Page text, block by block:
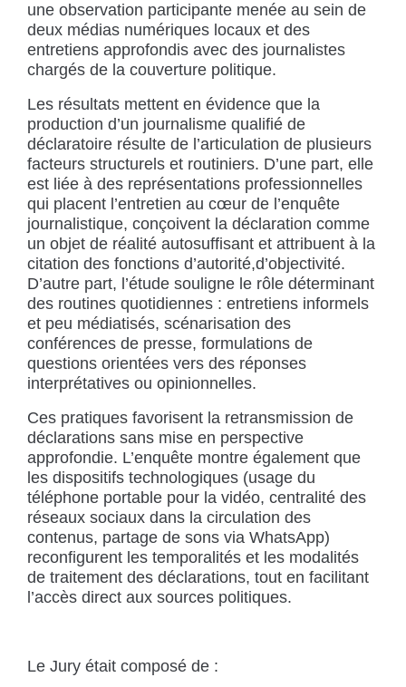
une observation participante menée au sein de
deux médias numériques locaux et des
entretiens approfondis avec des journalistes
chargés de la couverture politique.
Les résultats mettent en évidence que la
production d’un journalisme qualifié de
déclaratoire résulte de l’articulation de plusieurs
facteurs structurels et routiniers. D’une part, elle
est liée à des représentations professionnelles
qui placent l’entretien au cœur de l’enquête
journalistique, conçoivent la déclaration comme
un objet de réalité autosuffisant et attribuent à la
citation des fonctions d’autorité,d’objectivité.
D’autre part, l’étude souligne le rôle déterminant
des routines quotidiennes : entretiens informels
et peu médiatisés, scénarisation des
conférences de presse, formulations de
questions orientées vers des réponses
interprétatives ou opinionnelles.
Ces pratiques favorisent la retransmission de
déclarations sans mise en perspective
approfondie. L’enquête montre également que
les dispositifs technologiques (usage du
téléphone portable pour la vidéo, centralité des
réseaux sociaux dans la circulation des
contenus, partage de sons via WhatsApp)
reconfigurent les temporalités et les modalités
de traitement des déclarations, tout en facilitant
l’accès direct aux sources politiques.
Le Jury était composé de :